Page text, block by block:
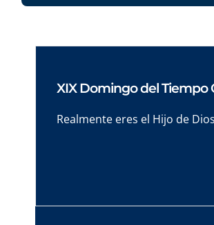
XIX Domingo del Tiempo
Realmente eres el Hijo de Dios